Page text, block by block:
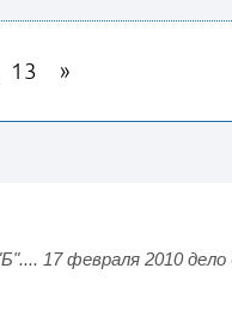
13
17 февраля 2010 дело